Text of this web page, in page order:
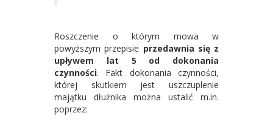
Roszczenie o którym mowa w
powyższym przepisie przedawnia się z
upływem lat 5 od dokonania
czynności. Fakt dokonania czynności,
której skutkiem jest uszczuplenie
majątku dłużnika można ustalić m.in.
poprzez: